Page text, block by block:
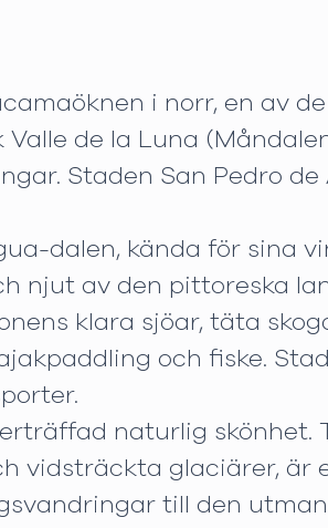
i norr, en av
de la Luna
Staden San Pedro de
dalen, kända för sina
njut av den pittoreska
klara sjöar, täta
och fiske.
naturlig skönhet.
vidsträckta glaciärer, är
till den